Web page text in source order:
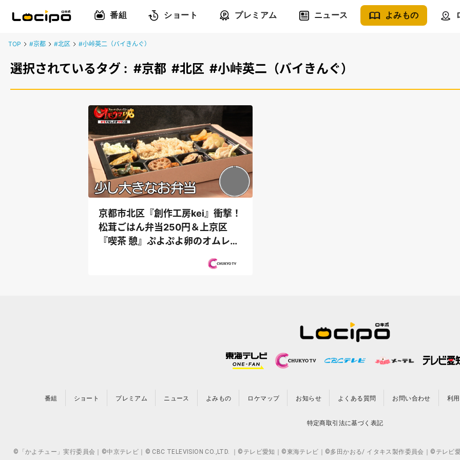
番組 ショート プレミアム ニュース よみもの
TOP #京都 #北区 #小峠英二（バイきんぐ）
選択されているタグ : #京都 #北区 #小峠英二（バイきんぐ）
京都市北区『創作工房kei』衝撃！
松茸ごはん弁当250円＆上京区
『喫茶 憩』ぷよぷよ卵のオムレツ
番組 ショート プレミアム ニュース よみもの ロケマップ お知らせ よくある質問 お問い合わせ 利
特定商取引法に基づく表記
©「かよチュー」実行委員会｜©中京テレビ｜© CBC TELEVISION CO.,LTD. ｜©テレビ愛知｜©東海テレビ｜©多田かおる/ イタキス製作委員会｜©テレビ